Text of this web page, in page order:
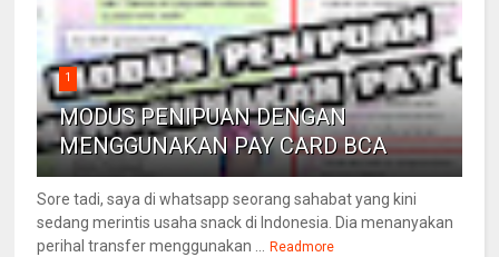
1
MODUS PENIPUAN DENGAN
MENGGUNAKAN PAY CARD BCA
Sore tadi, saya di whatsapp seorang sahabat yang kini
sedang merintis usaha snack di Indonesia. Dia menanyakan
perihal transfer menggunakan ... Readmore